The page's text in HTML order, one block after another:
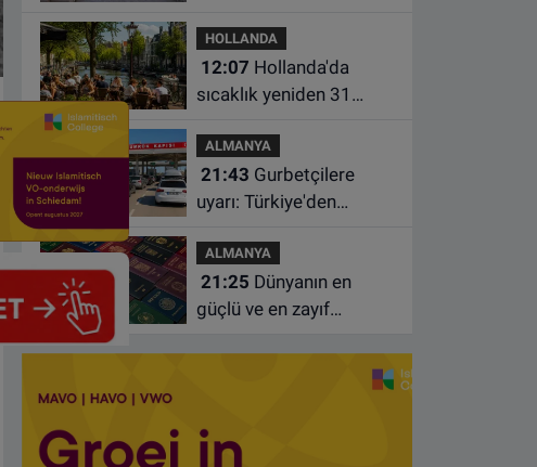
çocuk hayatını kaybetti
HOLLANDA
12:07
sıcaklık yeniden 31
ALMANYA
21:43
uyarı: Türkiye'den
geçiş ve trafik
borcunuzu kontrol edin
ALMANYA
21:25
güçlü ve en zayıf